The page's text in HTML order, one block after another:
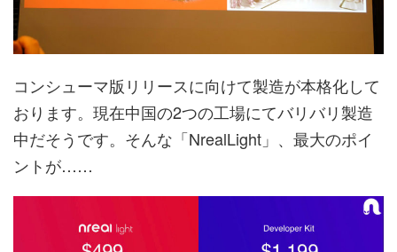
コンシューマ版リリースに向けて製造が本格化して
おります。現在中国の2つの工場にてバリバリ製造
中だそうです。そんな「NrealLight」、最大のポイ
ントが……